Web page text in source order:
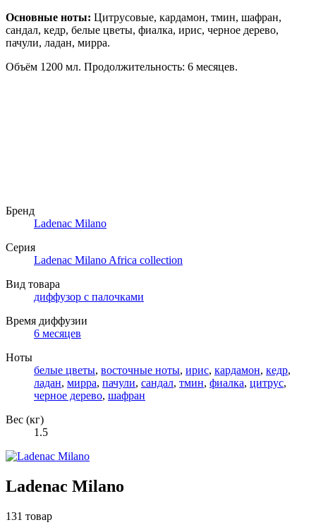
Основные ноты: Цитрусовые, кардамон, тмин, шафран,
сандал, кедр, белые цветы, фиалка, ирис, черное дерево,
пачули, ладан, мирра.
Объём 1200 мл. Продолжительность: 6 месяцев.
Бренд
Ladenac Milano
Серия
Ladenac Milano Africa collection
Вид товара
диффузор с палочками
Время диффузии
6 месяцев
Ноты
белые цветы, восточные ноты, ирис, кардамон, кедр,
ладан, мирра, пачули, сандал, тмин, фиалка, цитрус,
черное дерево, шафран
Вес (кг)
1.5
Ladenac Milano
131 товар